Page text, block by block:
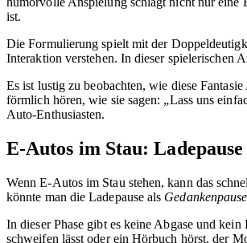
ist.
Die Formulierung spielt mit der
Interaktion verstehen. In dieser spielerischen
Es ist lustig zu beobachten, wie diese
förmlich hören, wie sie sagen: „Lass uns
Auto-Enthusiasten.
E-Autos im Stau:
Wenn E-Autos im Stau stehen, kann das
könnte man die Ladepause als
In dieser Phase gibt es keine Abgase und
schweifen lässt oder ein Hörbuch hörst, der